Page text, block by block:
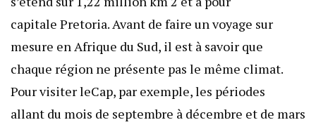
capitale Pretoria. Avant de faire un voyage sur
mesure en Afrique du Sud, il est à savoir que
chaque région ne présente pas le même climat.
Pour visiter leCap, par exemple, les périodes
allant du mois de septembre à décembre et de mars